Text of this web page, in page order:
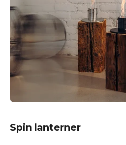
Spin lanterner